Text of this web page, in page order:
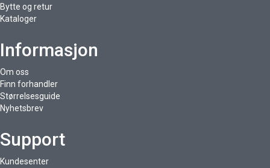
Bytte og retur
Kataloger
Informasjon
Om oss
Finn forhandler
Størrelsesguide
Nyhetsbrev
Support
Kundesenter